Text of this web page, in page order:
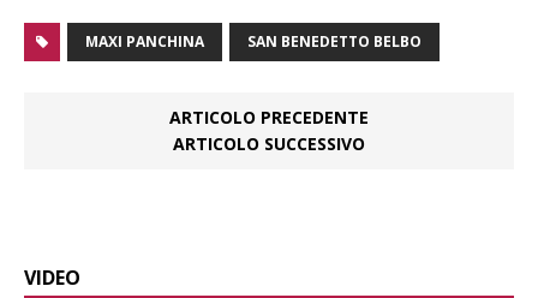
MAXI PANCHINA SAN BENEDETTO BELBO
ARTICOLO PRECEDENTE
ARTICOLO SUCCESSIVO
VIDEO